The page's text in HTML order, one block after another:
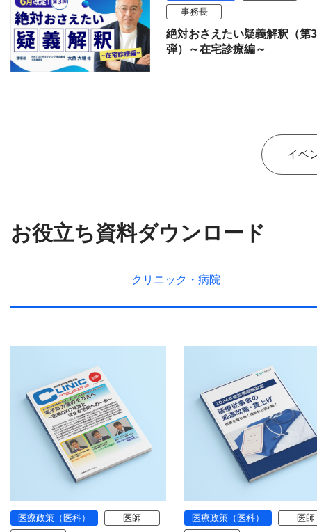
事務長
絶対おさえたい疑義解釈（第3
弾）～在宅診療編～
イベ
お役立ち資料ダウンロード
クリニック・ 病院
医療政策（医科）
医師
医療政策（医科）
医師